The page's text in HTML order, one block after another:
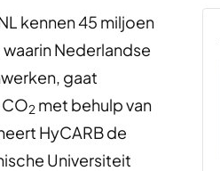
kennen 45 miljoen
Nederlandse
gaat
2 met behulp van
HyCARB de
Universiteit